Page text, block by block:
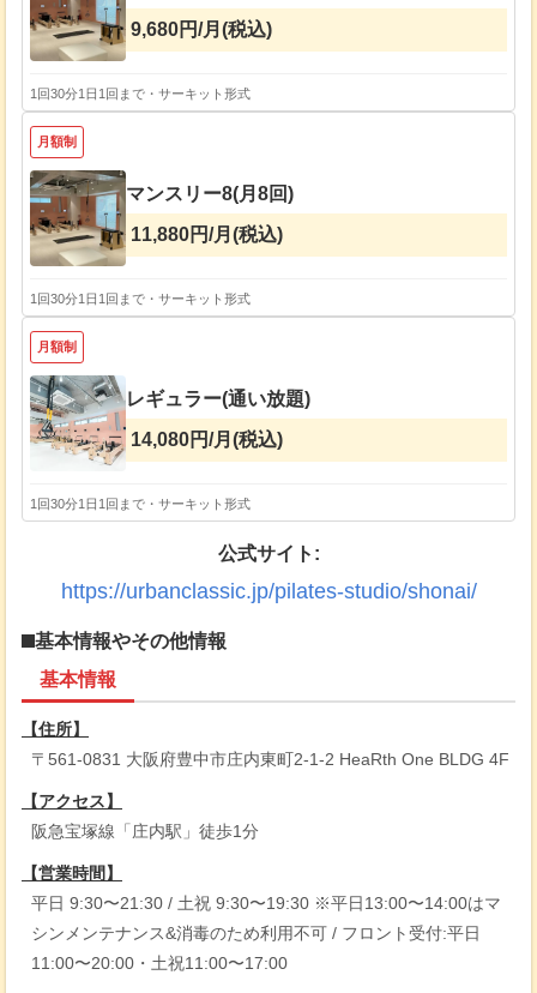
9,680円/月(税込)
1回30分1日1回まで・サーキット形式
月額制
マンスリー8(月8回)
11,880円/月(税込)
1回30分1日1回まで・サーキット形式
月額制
レギュラー(通い放題)
14,080円/月(税込)
1回30分1日1回まで・サーキット形式
公式サイト:
https://urbanclassic.jp/pilates-studio/shonai/
基本情報やその他情報
基本情報
【住所】
〒561-0831 大阪府豊中市庄内東町2-1-2 HeaRth One BLDG 4F
【アクセス】
阪急宝塚線「庄内駅」徒歩1分
【営業時間】
平日 9:30〜21:30 / 土祝 9:30〜19:30 ※平日13:00〜14:00はマ
シンメンテナンス&消毒のため利用不可 / フロント受付:平日
11:00〜20:00・土祝11:00〜17:00